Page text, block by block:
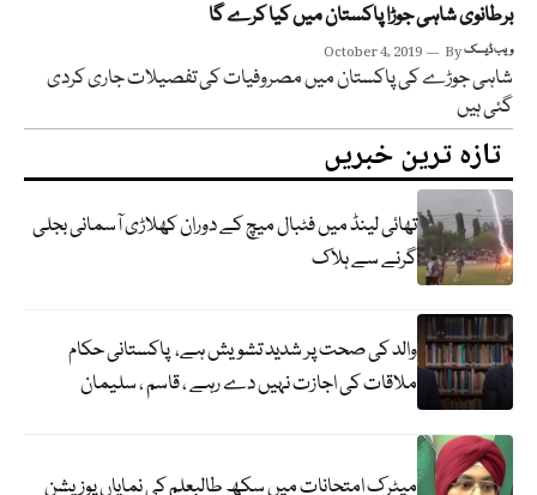
برطانوی شاہی جوڑا پاکستان میں کیا کرے گا
October 4, 2019 Byویب ڈیسک
شاہی جوڑے کی پاکستان میں مصروفیات کی تفصیلات جاری کردی
گئی ہیں
تازہ ترین خبریں
تھائی لینڈ میں فٹبال میچ کے دوران کھلاڑی آسمانی بجلی
گرنے سے ہلاک
والد کی صحت پر شدید تشویش ہے، پاکستانی حکام
ملاقات کی اجازت نہیں دے رہے ، قاسم ، سلیمان
میٹرک امتحانات میں سکھ طالبعلم کی نمایاں پوزیشن